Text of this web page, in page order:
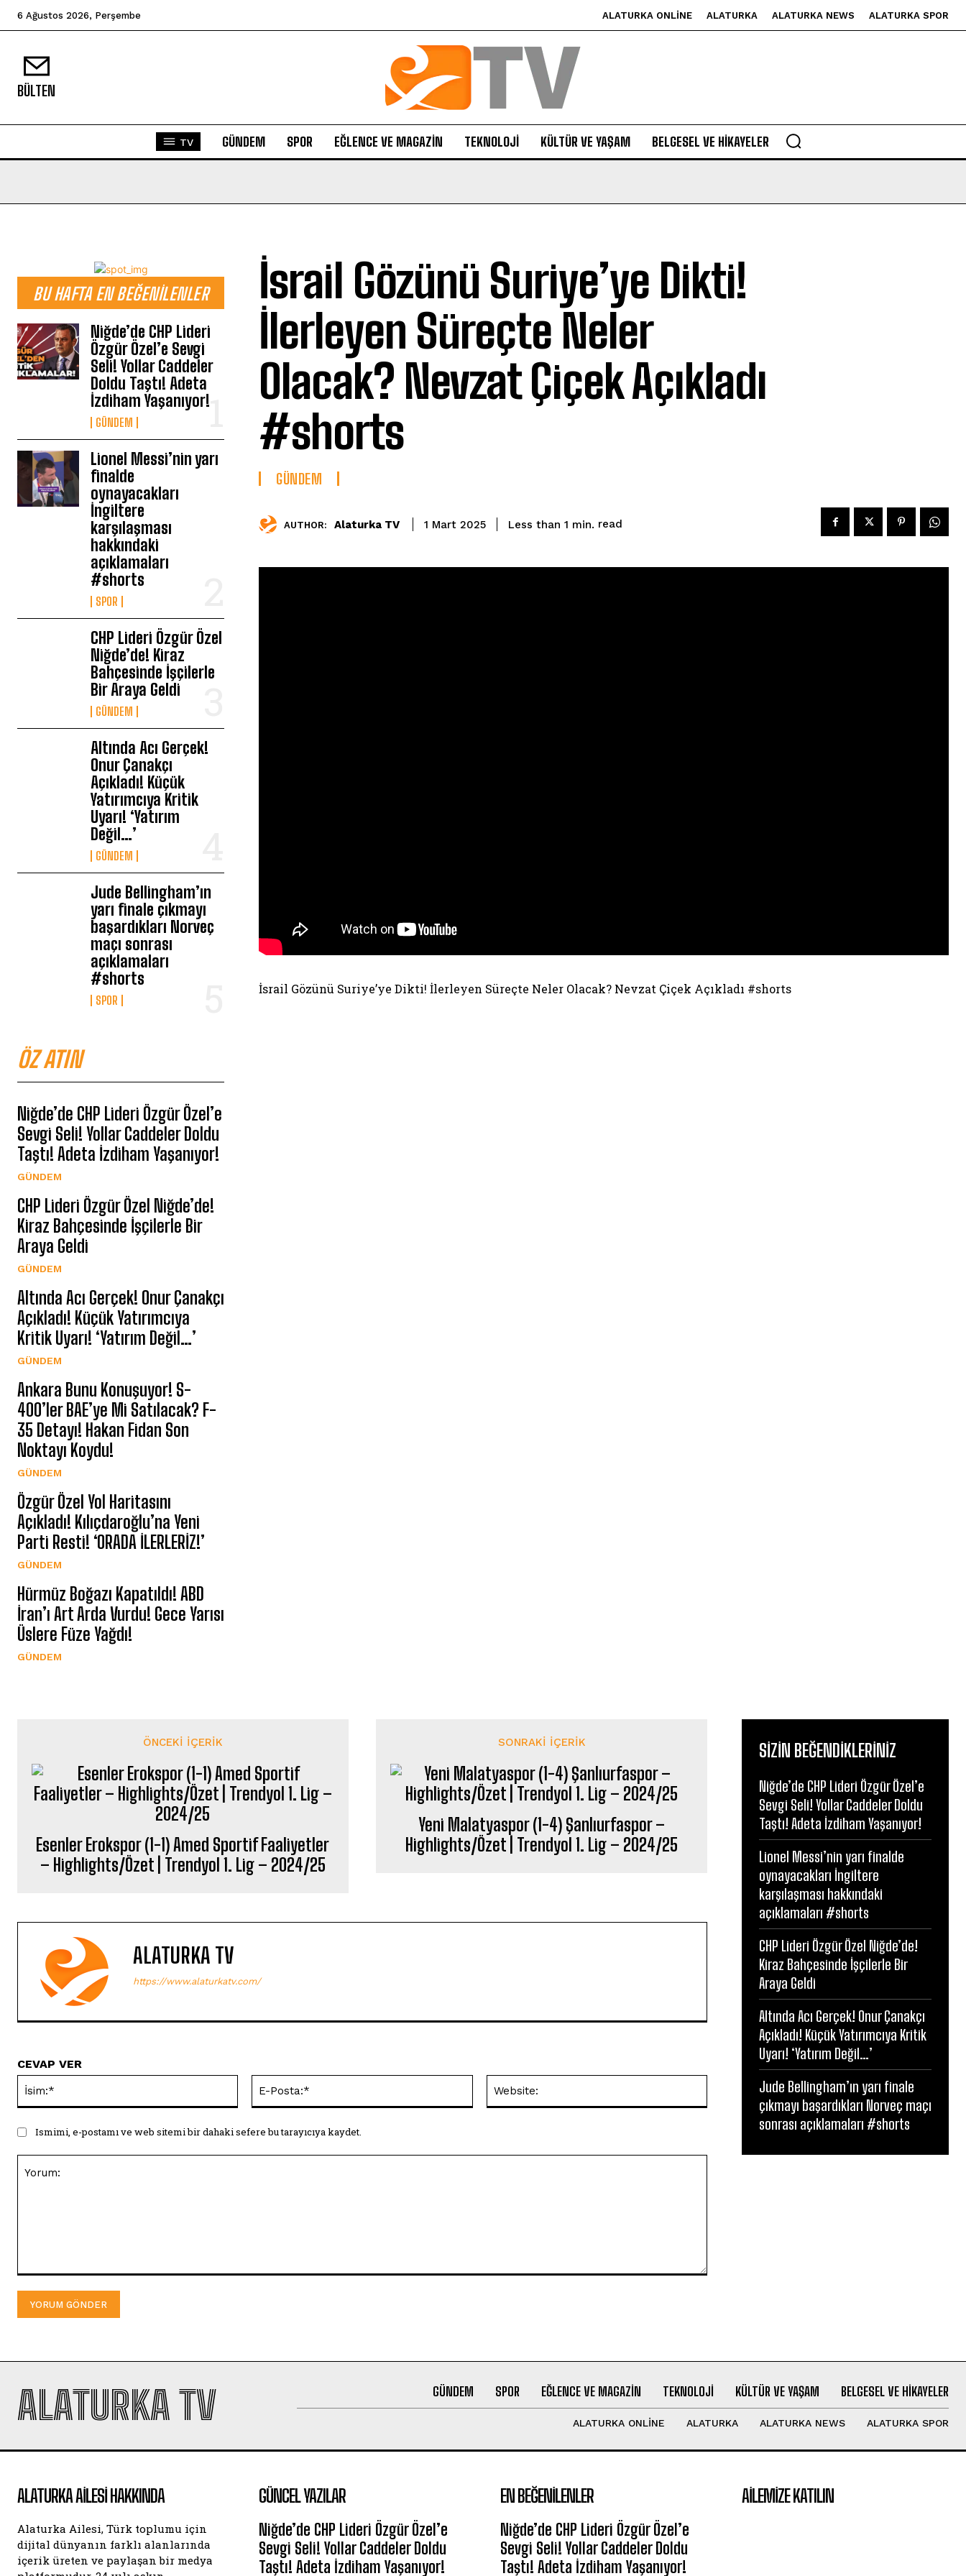
6 Ağustos 2026, Perşembe ALATURKA ONLINE ALATURKA ALATURKA NEWS ALATURKA SPOR
BÜLTEN
TV GÜNDEM SPOR EĞLENCE VE MAGAZIN TEKNOLOJI KÜLTÜR VE YAŞAM BELGESEL VE HIKAYELER
BU HAFTA EN BEĞENILENLER
Niğde’de CHP Lideri
Özgür Özel’e Sevgi
Seli! Yollar Caddeler
Doldu Taştı! Adeta
İzdiham Yaşanıyor!
GÜNDEM
Lionel Messi’nin yarı
finalde
oynayacakları
İngiltere
karşılaşması
hakkındaki
açıklamaları
#shorts
SPOR
CHP Lideri Özgür Özel
Niğde’de! Kiraz
Bahçesinde İşçilerle
Bir Araya Geldi
GÜNDEM
Altında Acı Gerçek!
Onur Çanakçı
Açıkladı! Küçük
Yatırımcıya Kritik
Uyarı! ‘Yatırım
Değil…’
GÜNDEM
Jude Bellingham’ın
yarı finale çıkmayı
başardıkları Norveç
maçı sonrası
açıklamaları
#shorts
SPOR
ÖZ ATIN
Niğde’de CHP Lideri Özgür Özel’e
Sevgi Seli! Yollar Caddeler Doldu
Taştı! Adeta İzdiham Yaşanıyor!
GÜNDEM
CHP Lideri Özgür Özel Niğde’de!
Kiraz Bahçesinde İşçilerle Bir
Araya Geldi
GÜNDEM
Altında Acı Gerçek! Onur Çanakçı
Açıkladı! Küçük Yatırımcıya
Kritik Uyarı! ‘Yatırım Değil…’
GÜNDEM
Ankara Bunu Konuşuyor! S-
400’ler BAE’ye Mi Satılacak? F-
35 Detayı! Hakan Fidan Son
Noktayı Koydu!
GÜNDEM
Özgür Özel Yol Haritasını
Açıkladı! Kılıçdaroğlu’na Yeni
Parti Resti! ‘ORADA İLERLERİZ!’
GÜNDEM
Hürmüz Boğazı Kapatıldı! ABD
İran’ı Art Arda Vurdu! Gece Yarısı
Üslere Füze Yağdı!
GÜNDEM
İsrail Gözünü Suriye’ye Dikti!
İlerleyen Süreçte Neler
Olacak? Nevzat Çiçek Açıkladı
#shorts
GÜNDEM
AUTHOR: Alaturka TV 1 Mart 2025 Less than 1 min. read
İsrail Gözünü Suriye’ye Dikti! İlerleyen Süreçte Neler Olacak? Nevzat Çiçek Açıkladı #shorts
ÖNCEKI İÇERIK
Esenler Erokspor (1-1) Amed Sportif Faaliyetler
– Highlights/Özet | Trendyol 1. Lig – 2024/25
SONRAKI İÇERIK
Yeni Malatyaspor (1-4) Şanlıurfaspor –
Highlights/Özet | Trendyol 1. Lig – 2024/25
ALATURKA TV
https://www.alaturkatv.com/
CEVAP VER
Posta:*
Ismimi, e-postamı ve web sitemi bir dahaki sefere bu tarayıcıya kaydet.
SIZIN BEĞENDIKLERINIZ
Niğde’de CHP Lideri Özgür Özel’e
Sevgi Seli! Yollar Caddeler Doldu
Taştı! Adeta İzdiham Yaşanıyor!
Lionel Messi’nin yarı finalde
oynayacakları İngiltere
karşılaşması hakkındaki
açıklamaları #shorts
CHP Lideri Özgür Özel Niğde’de!
Kiraz Bahçesinde İşçilerle Bir
Araya Geldi
Altında Acı Gerçek! Onur Çanakçı
Açıkladı! Küçük Yatırımcıya Kritik
Uyarı! ‘Yatırım Değil…’
Jude Bellingham’ın yarı finale
çıkmayı başardıkları Norveç maçı
sonrası açıklamaları #shorts
ALATURKA TV GÜNDEM SPOR EĞLENCE VE MAGAZIN TEKNOLOJI KÜLTÜR VE YAŞAM BELGESEL VE HIKAYELER
ALATURKA ONLINE ALATURKA ALATURKA NEWS ALATURKA SPOR
ALATURKA AILESI HAKKINDA
Alaturka Ailesi, Türk toplumu için
dijital dünyanın farklı alanlarında
içerik üreten ve paylaşan bir medya
GÜNCEL YAZILAR
Niğde’de CHP Lideri Özgür Özel’e
Sevgi Seli! Yollar Caddeler Doldu
Taştı! Adeta İzdiham Yaşanıyor!
EN BEĞENILENLER
Niğde’de CHP Lideri Özgür Özel’e
Sevgi Seli! Yollar Caddeler Doldu
Taştı! Adeta İzdiham Yaşanıyor!
AILEMIZE KATILIN